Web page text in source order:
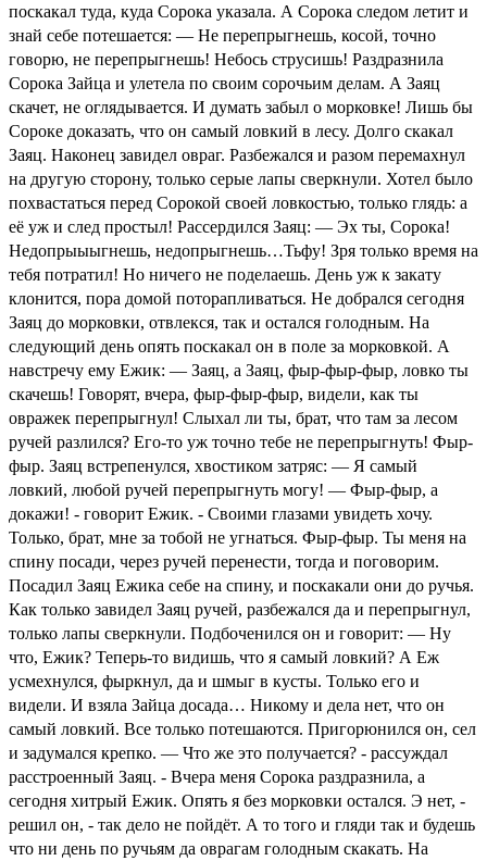
поскакал туда, куда Сорока указала. А Сорока следом летит и
знай себе потешается: — Не перепрыгнешь, косой, точно
говорю, не перепрыгнешь! Небось струсишь! Раздразнила
Сорока Зайца и улетела по своим сорочьим делам. А Заяц
скачет, не оглядывается. И думать забыл о морковке! Лишь бы
Сороке доказать, что он самый ловкий в лесу. Долго скакал
Заяц. Наконец завидел овраг. Разбежался и разом перемахнул
на другую сторону, только серые лапы сверкнули. Хотел было
похвастаться перед Сорокой своей ловкостью, только глядь: а
её уж и след простыл! Рассердился Заяц: — Эх ты, Сорока!
Недопрыыыгнешь, недопрыгнешь…Тьфу! Зря только время на
тебя потратил! Но ничего не поделаешь. День уж к закату
клонится, пора домой поторапливаться. Не добрался сегодня
Заяц до морковки, отвлекся, так и остался голодным. На
следующий день опять поскакал он в поле за морковкой. А
навстречу ему Ежик: — Заяц, а Заяц, фыр-фыр-фыр, ловко ты
скачешь! Говорят, вчера, фыр-фыр-фыр, видели, как ты
овражек перепрыгнул! Слыхал ли ты, брат, что там за лесом
ручей разлился? Его-то уж точно тебе не перепрыгнуть! Фыр-
фыр. Заяц встрепенулся, хвостиком затряс: — Я самый
ловкий, любой ручей перепрыгнуть могу! — Фыр-фыр, а
докажи! - говорит Ежик. - Своими глазами увидеть хочу.
Только, брат, мне за тобой не угнаться. Фыр-фыр. Ты меня на
спину посади, через ручей перенести, тогда и поговорим.
Посадил Заяц Ежика себе на спину, и поскакали они до ручья.
Как только завидел Заяц ручей, разбежался да и перепрыгнул,
только лапы сверкнули. Подбоченился он и говорит: — Ну
что, Ежик? Теперь-то видишь, что я самый ловкий? А Еж
усмехнулся, фыркнул, да и шмыг в кусты. Только его и
видели. И взяла Зайца досада… Никому и дела нет, что он
самый ловкий. Все только потешаются. Пригорюнился он, сел
и задумался крепко. — Что же это получается? - рассуждал
расстроенный Заяц. - Вчера меня Сорока раздразнила, а
сегодня хитрый Ежик. Опять я без морковки остался. Э нет, -
решил он, - так дело не пойдёт. А то того и гляди так и будешь
что ни день по ручьям да оврагам голодным скакать. На